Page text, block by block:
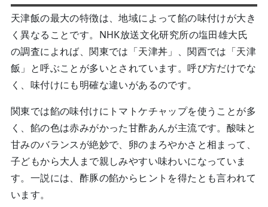
天津飯の最大の特徴は、地域によって餡の味付けが大き
く異なることです。NHK放送文化研究所の塩田雄大氏
の調査によれば、関東では「天津丼」、関西では「天津
飯」と呼ぶことが多いとされています。呼び方だけでな
く、味付けにも明確な違いがあるのです。
関東では餡の味付けにトマトケチャップを使うことが多
く、餡の色は赤みがかった甘酢あんが主流です。酸味と
甘みのバランスが絶妙で、卵のまろやかさと相まって、
子どもから大人まで親しみやすい味わいになっていま
す。一説には、酢豚の餡からヒントを得たとも言われて
います。